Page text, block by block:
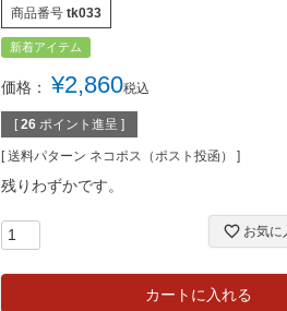
商品番号 tk033
新着アイテム
価格： ¥2,860税込
[ 26 ポイント進呈 ]
送料パターン ネコポス（ポスト投函）
残りわずかです。
お気に
カートに入れる